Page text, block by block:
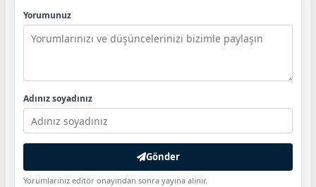
Yorumunuz
Adınız soyadınız
Gönder
Yorumlarınız editör onayından sonra yayına alınır.